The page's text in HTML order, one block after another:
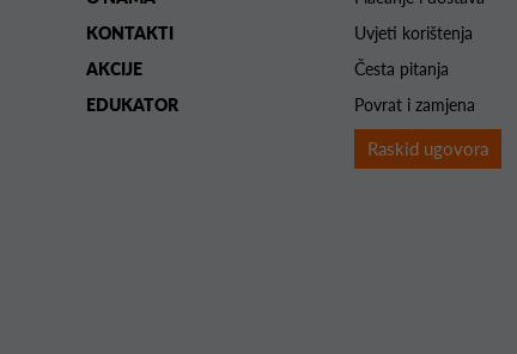
KONTAKTI
AKCIJE
EDUKATOR
Uvjeti korištenja
Česta pitanja
Povrat i zamjena
Raskid ugovora